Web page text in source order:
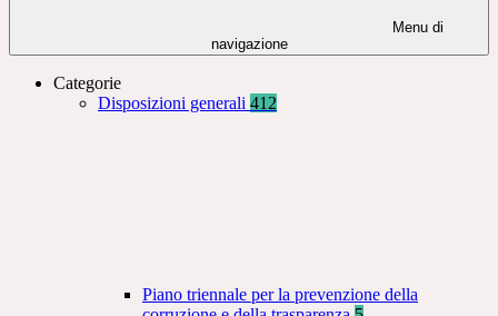
Menu di
navigazione
Categorie
Disposizioni generali 412
Piano triennale per la prevenzione della